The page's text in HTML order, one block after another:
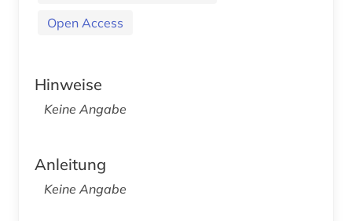
Open Access
Hinweise
Keine Angabe
Anleitung
Keine Angabe